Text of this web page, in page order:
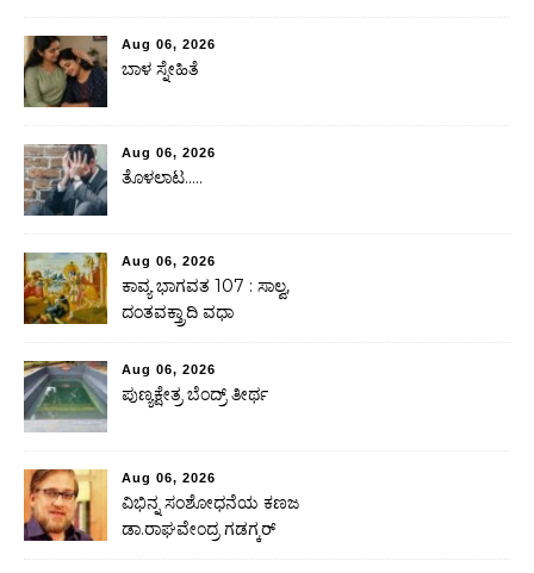
Aug 06, 2026
ಬಾಳ ಸ್ನೇಹಿತೆ
Aug 06, 2026
ತೊಳಲಾಟ…..
Aug 06, 2026
ಕಾವ್ಯ ಭಾಗವತ 107 : ಸಾಲ್ವ,
ದಂತವಕ್ತ್ರಾದಿ ವಧಾ
Aug 06, 2026
ಪುಣ್ಯಕ್ಷೇತ್ರ ಬೆಂದ್ರ್ ತೀರ್ಥ
Aug 06, 2026
ವಿಭಿನ್ನ ಸಂಶೋಧನೆಯ ಕಣಜ
ಡಾ.ರಾಘವೇಂದ್ರ ಗಡಗ್ಕರ್